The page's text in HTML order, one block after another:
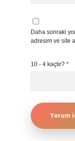
Daha sonraki
adresim ve site
10 - 4 kaçtır? *